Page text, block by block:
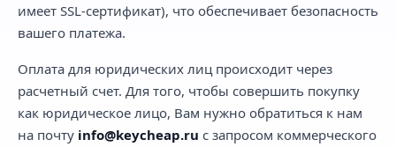
имеет SSL-сертификат), что обеспечивает безопасность
вашего платежа.
Оплата для юридических лиц происходит через
расчетный счет. Для того, чтобы совершить покупку
как юридическое лицо, Вам нужно обратиться к нам
на почту info@keycheap.ru с запросом коммерческого